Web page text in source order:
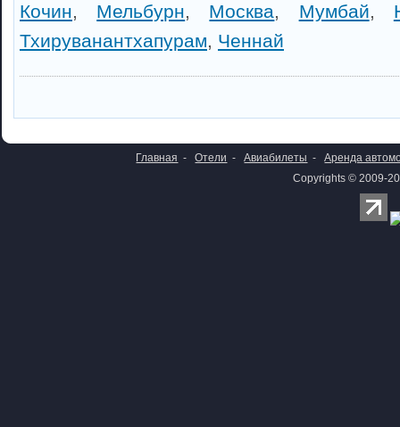
Кочин, Мельбурн, Москва, Мумбай,
Тхируванантхапурам, Ченнай
Главная - Отели - Авиабилеты -
Аренда
Copyrights © 2009-